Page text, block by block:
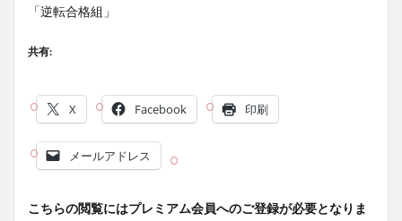
「逆転合格組」
共有:
X Facebook 印刷
メールアドレス
こちらの閲覧にはプレミアム会員へのご登録が必要となりま